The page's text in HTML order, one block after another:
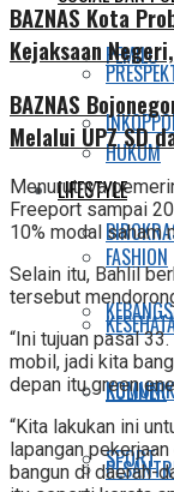
PEMILU
LIFESTYLE
FASHION
KULINER
SPORT
HUKUM
BAZNAS Kota
Kejaksaan
BAZNAS
Melalui UPZ SD
Menurutnya
Freeport sampai
10% modal saham
Selain itu, Bahlil
tersebut
“Ini tujuan pasal
mobil, jadi kita
depan itu green
“Kita lakukan ini
lapangan
bangun di daerah-